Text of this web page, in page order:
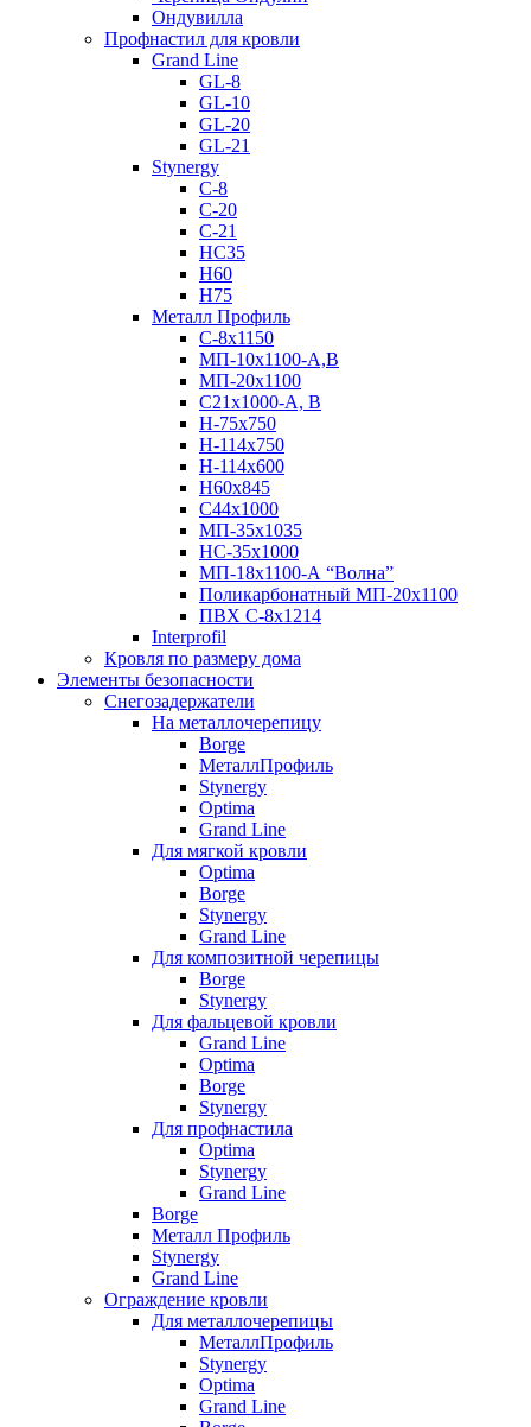
Ондувилла
Профнастил для кровли
Grand Line
GL-8
GL-10
GL-20
GL-21
Stynergy
C-8
C-20
C-21
НС35
Н60
H75
Металл Профиль
С-8х1150
МП-10x1100-А,В
МП-20х1100
С21х1000-А, В
H-75х750
Н-114х750
Н-114х600
Н60х845
С44х1000
МП-35х1035
НС-35х1000
МП-18х1100-А “Волна”
Поликарбонатный МП-20х1100
ПВХ С-8х1214
Interprofil
Кровля по размеру дома
Элементы безопасности
Снегозадержатели
На металлочерепицу
Borge
МеталлПрофиль
Stynergy
Optima
Grand Line
Для мягкой кровли
Optima
Borge
Stynergy
Grand Line
Для композитной черепицы
Borge
Stynergy
Для фальцевой кровли
Grand Line
Optima
Borge
Stynergy
Для профнастила
Optima
Stynergy
Grand Line
Borge
Металл Профиль
Stynergy
Grand Line
Ограждение кровли
Для металлочерепицы
МеталлПрофиль
Stynergy
Optima
Grand Line